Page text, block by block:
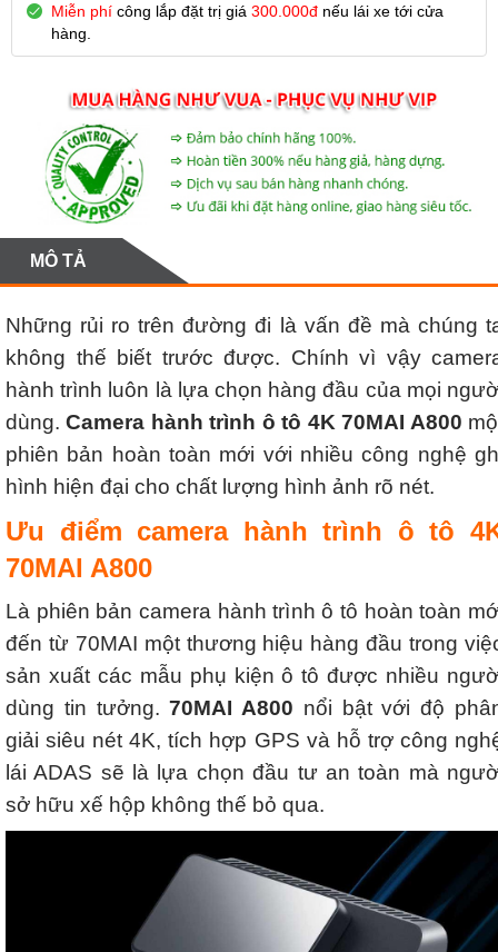
Miễn phí công lắp đặt trị giá 300.000đ nếu lái xe tới cửa
hàng.
MÔ TẢ
Những rủi ro trên đường đi là vấn đề mà chúng
không thế biết trước được. Chính vì vậy
hành trình luôn là lựa chọn hàng đầu của mọi
dùng.Camera hành trình ô tô 4K 70MAI A800
phiên bản hoàn toàn mới với nhiều công nghệ
hình hiện đại cho chất lượng hình ảnh rõ nét.
Ưu điểm camera hành trình ô tô
70MAI A800
Là phiên bản camera hành trình ô tô hoàn toàn
đến từ 70MAI một thương hiệu hàng đầu trong
sản xuất các mẫu phụ kiện ô tô được nhiều
dùng tin tưởng.70MAI A800 nổi bật với độ
giải siêu nét 4K, tích hợp GPS và hỗ trợ công
lái ADAS sẽ là lựa chọn đầu tư an toàn mà
sở hữu xế hộp không thế bỏ qua.